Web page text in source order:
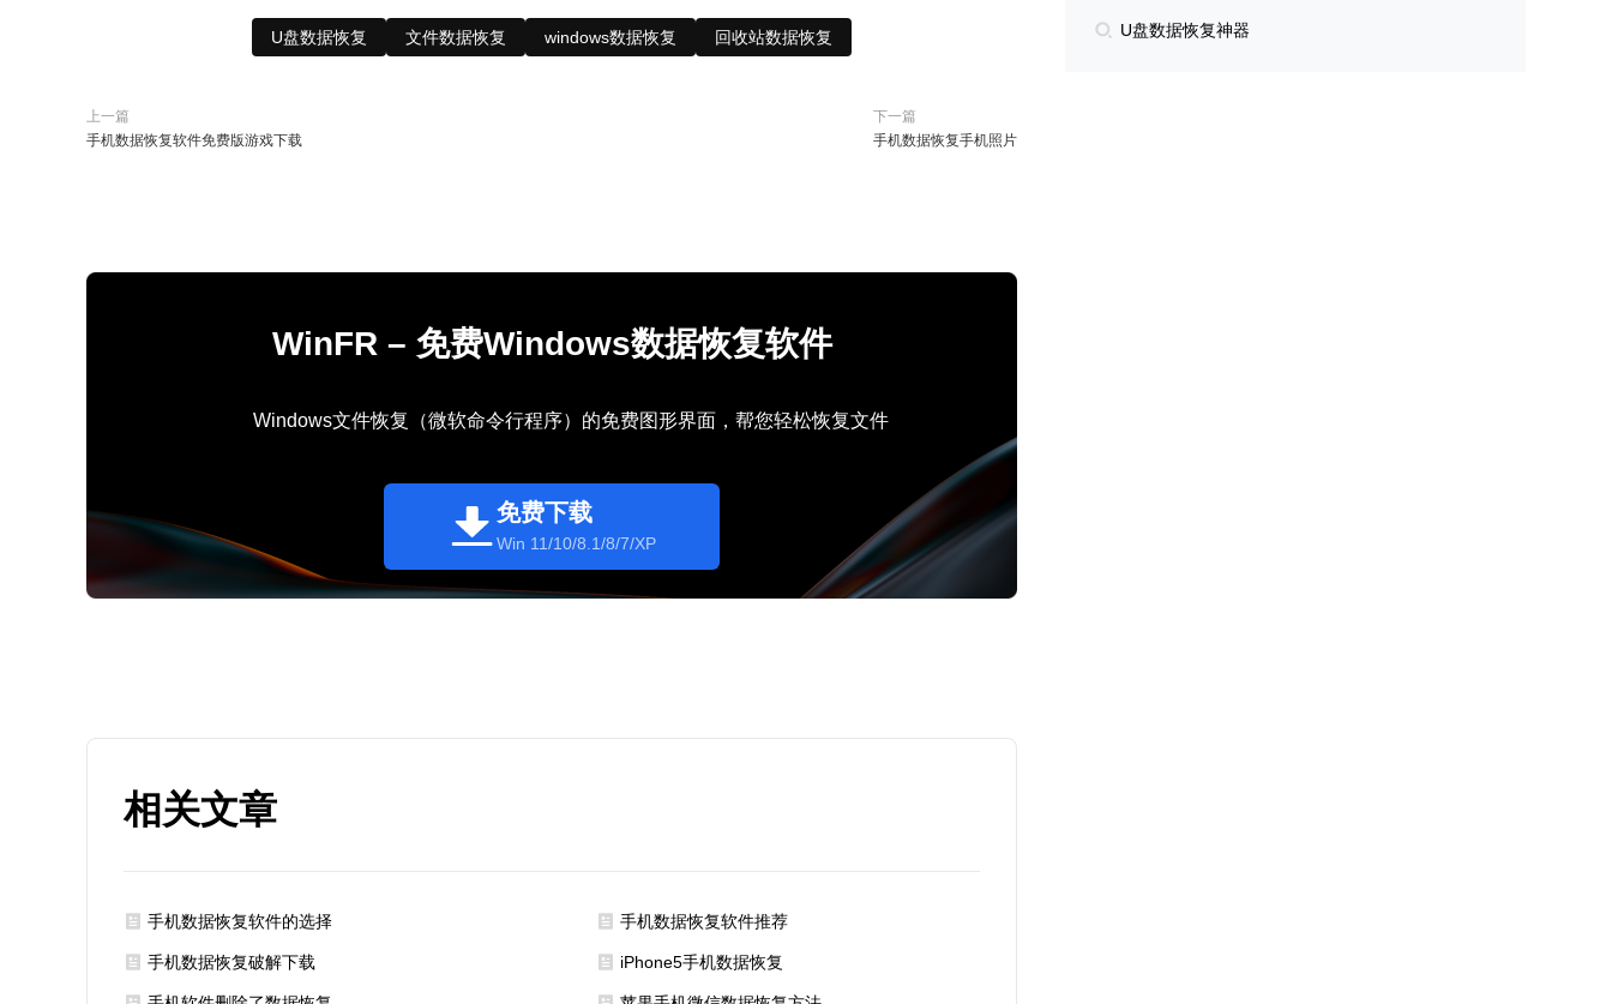
U盘数据恢复 文件数据恢复 windows数据恢复 回收站数据恢复
上一篇
手机数据恢复软件免费版游戏下载
下一篇
手机数据恢复手机照片
WinFR – 免费Windows数据恢复软件
Windows文件恢复（微软命令行程序）的免费图形界面，帮您轻松恢复文件
免费下载
Win 11/10/8.1/8/7/XP
相关文章
手机数据恢复软件的选择 手机数据恢复软件推荐
手机数据恢复破解下载 iPhone5手机数据恢复
U盘数据恢复神器